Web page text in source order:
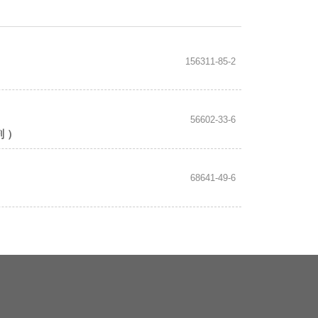
156311-85-2
56602-33-6
68641-49-6